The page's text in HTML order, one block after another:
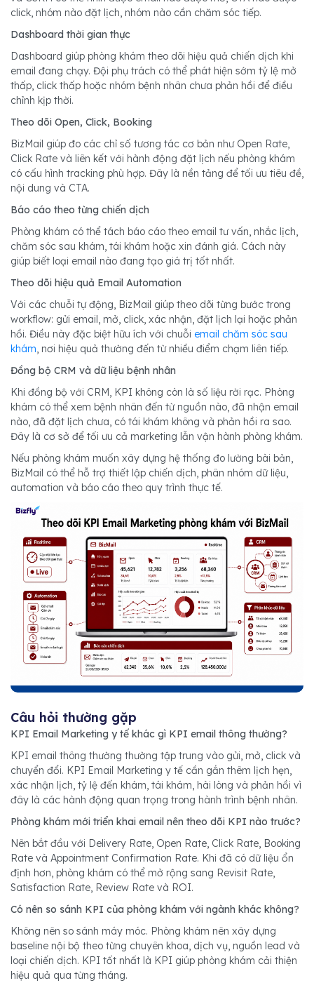
click, nhóm nào đặt lịch, nhóm nào cần chăm sóc tiếp.
Dashboard thời gian thực
Dashboard giúp phòng khám theo dõi hiệu quả chiến dịch khi
email đang chạy. Đội phụ trách có thể phát hiện sớm tỷ lệ mở
thấp, click thấp hoặc nhóm bệnh nhân chưa phản hồi để điều
chỉnh kịp thời.
Theo dõi Open, Click, Booking
BizMail giúp đo các chỉ số tương tác cơ bản như Open Rate,
Click Rate và liên kết với hành động đặt lịch nếu phòng khám
có cấu hình tracking phù hợp. Đây là nền tảng để tối ưu tiêu đề,
nội dung và CTA.
Báo cáo theo từng chiến dịch
Phòng khám có thể tách báo cáo theo email tư vấn, nhắc lịch,
chăm sóc sau khám, tái khám hoặc xin đánh giá. Cách này
giúp biết loại email nào đang tạo giá trị tốt nhất.
Theo dõi hiệu quả Email Automation
Với các chuỗi tự động, BizMail giúp theo dõi từng bước trong
workflow: gửi email, mở, click, xác nhận, đặt lịch lại hoặc phản
hồi. Điều này đặc biệt hữu ích với chuỗi email chăm sóc sau
khám, nơi hiệu quả thường đến từ nhiều điểm chạm liên tiếp.
Đồng bộ CRM và dữ liệu bệnh nhân
Khi đồng bộ với CRM, KPI không còn là số liệu rời rạc. Phòng
khám có thể xem bệnh nhân đến từ nguồn nào, đã nhận email
nào, đã đặt lịch chưa, có tái khám không và phản hồi ra sao.
Đây là cơ sở để tối ưu cả marketing lẫn vận hành phòng khám.
Nếu phòng khám muốn xây dựng hệ thống đo lường bài bản,
BizMail có thể hỗ trợ thiết lập chiến dịch, phân nhóm dữ liệu,
automation và báo cáo theo quy trình thực tế.
Câu hỏi thường gặp
KPI Email Marketing y tế khác gì KPI email thông thường?
KPI email thông thường thường tập trung vào gửi, mở, click và
chuyển đổi. KPI Email Marketing y tế cần gắn thêm lịch hẹn,
xác nhận lịch, tỷ lệ đến khám, tái khám, hài lòng và phản hồi vì
đây là các hành động quan trọng trong hành trình bệnh nhân.
Phòng khám mới triển khai email nên theo dõi KPI nào trước?
Nên bắt đầu với Delivery Rate, Open Rate, Click Rate, Booking
Rate và Appointment Confirmation Rate. Khi đã có dữ liệu ổn
định hơn, phòng khám có thể mở rộng sang Revisit Rate,
Satisfaction Rate, Review Rate và ROI.
Có nên so sánh KPI của phòng khám với ngành khác không?
Không nên so sánh máy móc. Phòng khám nên xây dựng
baseline nội bộ theo từng chuyên khoa, dịch vụ, nguồn lead và
loại chiến dịch. KPI tốt nhất là KPI giúp phòng khám cải thiện
hiệu quả qua từng tháng.